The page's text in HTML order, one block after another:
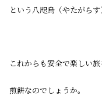
という八咫烏（やたがら
これからも安全で楽しい
煎餅なのでしょうか。